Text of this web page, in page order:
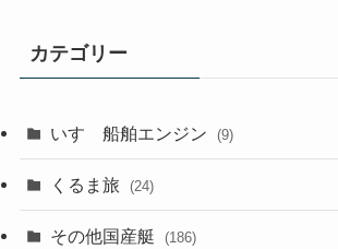
カテゴリー
いすゞ船舶エンジン (9)
くるま旅 (24)
その他国産艇 (186)